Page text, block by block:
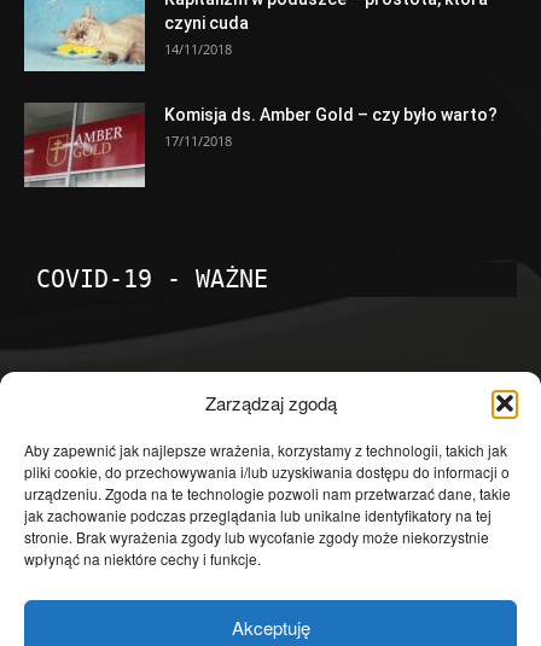
Zarządzaj zgodą
Aby zapewnić jak najlepsze wrażenia, korzystamy z technologii, takich jak
pliki cookie, do przechowywania i/lub uzyskiwania dostępu do informacji o
urządzeniu. Zgoda na te technologie pozwoli nam przetwarzać dane, takie
jak zachowanie podczas przeglądania lub unikalne identyfikatory na tej
stronie. Brak wyrażenia zgody lub wycofanie zgody może niekorzystnie
wpłynąć na niektóre cechy i funkcje.
Akceptuję
czyni cuda
14/11/2018
Komisja ds. Amber Gold – czy było warto?
17/11/2018
COVID-19 - WAŻNE
Temat dnia
4601
Publicystyka
4363
Polityka
3639
Polska
Społeczeństwo
2823